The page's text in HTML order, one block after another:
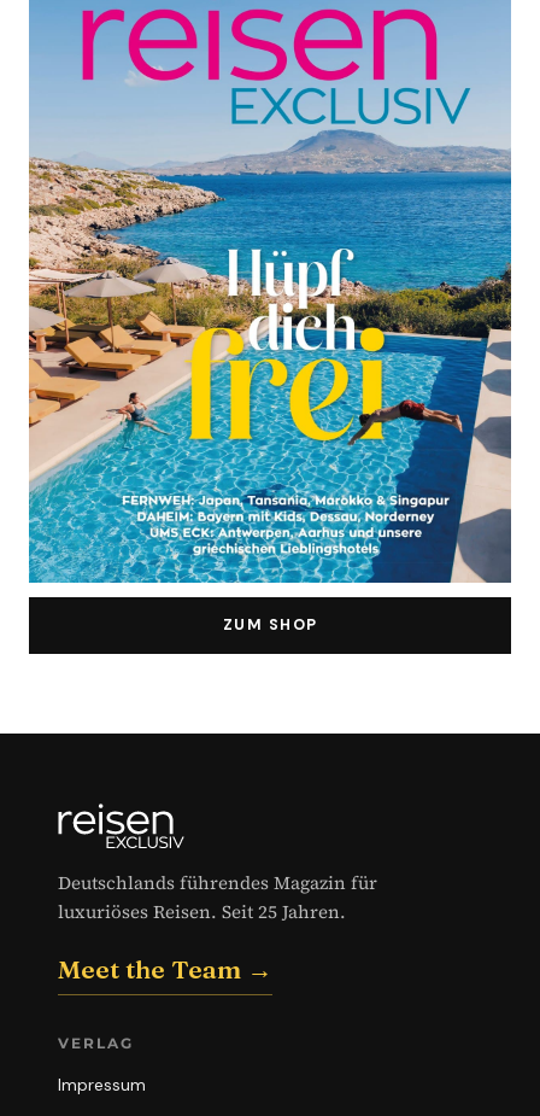
ZUM SHOP
Deutschlands führendes Magazin für
luxuriöses Reisen. Seit 25 Jahren.
Meet the Team →
VERLAG
Impressum